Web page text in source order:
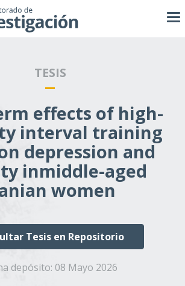
TESIS
effects of high-
interval training
depression and
inmiddle-aged
women
Tesis en Repositorio
depósito: 08 Mayo 2026